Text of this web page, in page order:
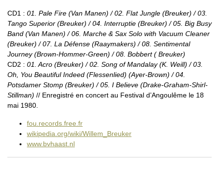
CD1 : 01. Pale Fire (Van Manen) / 02. Flat Jungle (Breuker) / 03.
Tango Superior (Breuker) / 04. Interruptie (Breuker) / 05. Big Busy
Band (Van Manen) / 06. Marche & Sax Solo with Vacuum Cleaner
(Breuker) / 07. La Défense (Raaymakers) / 08. Sentimental
Journey (Brown-Hommer-Green) / 08. Bobbert ( Breuker)
CD2 : 01. Acro (Breuker) / 02. Song of Mandalay (K. Weill) / 03.
Oh, You Beautiful Indeed (Flessenlied) (Ayer-Brown) / 04.
Potsdamer Stomp (Breuker) / 05. I Believe (Drake-Graham-Shirl-
Stillman) // Enregistré en concert au Festival d’Angoulême le 18
mai 1980.
fou.records.free.fr
wikipedia.org/wiki/Willem_Breuker
www.bvhaast.nl